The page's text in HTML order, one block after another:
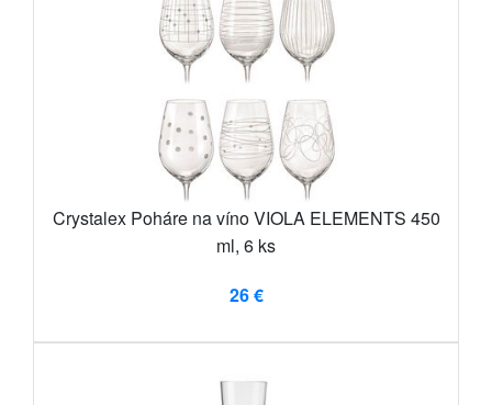
Crystalex Poháre na víno VIOLA ELEMENTS 450
ml, 6 ks
26 €